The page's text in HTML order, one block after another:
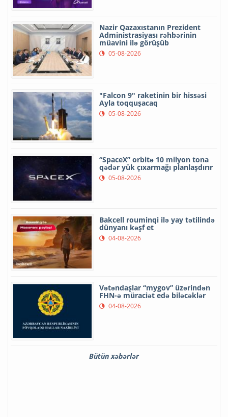
Nazir Qazaxıstanın Prezident
Administrasiyası rəhbərinin
müavini ilə görüşüb
05-08-2026
"Falcon 9" raketinin bir hissəsi
Ayla toqquşacaq
05-08-2026
“SpaceX” orbitə 10 milyon tona
qədər yük çıxarmağı planlaşdırır
05-08-2026
Bakcell rouminqi ilə yay tətilində
dünyanı kəşf et
04-08-2026
Vətəndaşlar “mygov” üzərindən
FHN-ə müraciət edə biləcəklər
04-08-2026
Bütün xəbərlər